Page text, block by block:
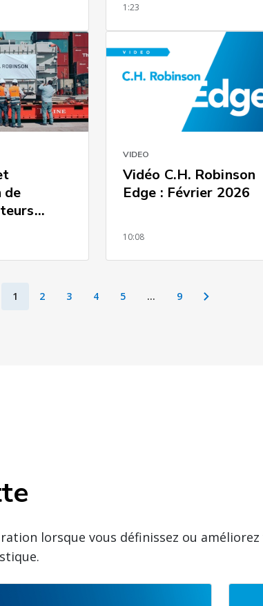
1:23
de
VIDEO
Vidéo C.H. Robinson
Edge : Février 2026
10:08
1 2 3 4 5 … 9
lorsque vous définissez ou